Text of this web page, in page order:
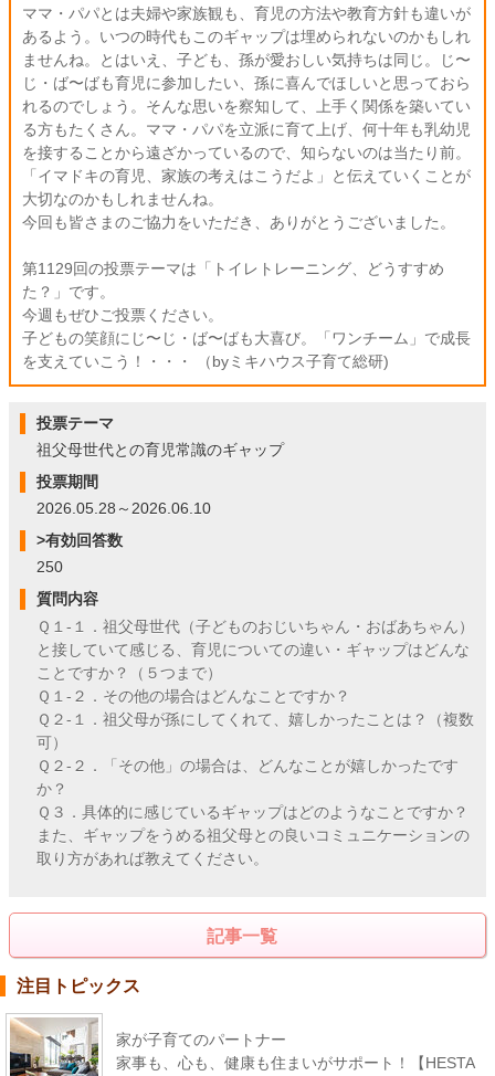
ママ・パパとは夫婦や家族観も、育児の方法や教育方針も違いが
あるよう。いつの時代もこのギャップは埋められないのかもしれ
ませんね。とはいえ、子ども、孫が愛おしい気持ちは同じ。じ〜
じ・ば〜ばも育児に参加したい、孫に喜んでほしいと思っておら
れるのでしょう。そんな思いを察知して、上手く関係を築いてい
る方もたくさん。ママ・パパを立派に育て上げ、何十年も乳幼児
を接することから遠ざかっているので、知らないのは当たり前。
「イマドキの育児、家族の考えはこうだよ」と伝えていくことが
大切なのかもしれませんね。
今回も皆さまのご協力をいただき、ありがとうございました。
第1129回の投票テーマは「トイレトレーニング、どうすすめ
た？」です。
今週もぜひご投票ください。
子どもの笑顔にじ〜じ・ば〜ばも大喜び。「ワンチーム」で成長
を支えていこう！・・・ （byミキハウス子育て総研)
投票テーマ
祖父母世代との育児常識のギャップ
投票期間
2026.05.28～2026.06.10
>有効回答数
250
質問内容
Ｑ１-１．祖父母世代（子どものおじいちゃん・おばあちゃん）
と接していて感じる、育児についての違い・ギャップはどんな
ことですか？（５つまで）
Ｑ１-２．その他の場合はどんなことですか？
Ｑ２-１．祖父母が孫にしてくれて、嬉しかったことは？（複数
可）
Ｑ２-２．「その他」の場合は、どんなことが嬉しかったです
か？
Ｑ３．具体的に感じているギャップはどのようなことですか？
また、ギャップをうめる祖父母との良いコミュニケーションの
取り方があれば教えてください。
記事一覧
注目トピックス
家が子育てのパートナー
家事も、心も、健康も住まいがサポート！【HESTA